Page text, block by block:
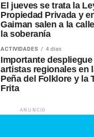
El jueves se trata la
Propiedad Privada y
Gaiman salen a la
la soberanía
ACTIVIDADES 4 días
Importante despliegue
artistas regionales en
Peña del Folklore y la
Frita
ANUNCIO